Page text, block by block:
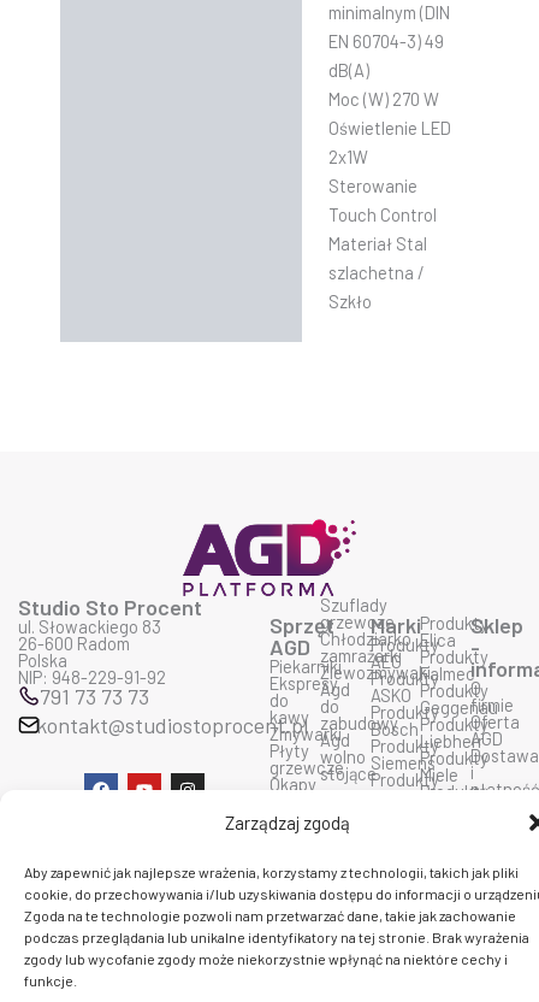
Zarządzaj zgodą
Aby zapewnić jak najlepsze wrażenia, korzystamy z technologii, takich jak pliki
cookie, do przechowywania i/lub uzyskiwania dostępu do informacji o
Zgoda na te technologie pozwoli nam przetwarzać dane, takie jak zachowanie
podczas przeglądania lub unikalne identyfikatory na tej stronie. Brak wyrażenia
zgody lub wycofanie zgody może niekorzystnie wpłynąć na niektóre cechy i
funkcje.
minimalnym (DIN
EN 60704-3) 49
dB(A)
Moc (W) 270 W
Oświetlenie LED
2x1W
Sterowanie
Touch Control
Materiał Stal
szlachetna /
Szkło
Studio Sto Procent
ul. Słowackiego 83
26-600 Radom
Polska
NIP: 948-229-91-92
791 73 73 73
kontakt@studiostoprocent.pl
F
a
o
o
k
Y
o
b
e
I
n
r
a
m
Sprzęt
AGD
Piekarniki
Ekspresy
do
kawy
Zmywarki
Płyty
grzewcze
Okapy
mikrofalowe
Szuflady
grzewcze
Chłodziarko
zamrażarki
Zlewozmywaki
Agd
do
zabudowy
Agd
wolno
stojące
Marki
Produkty
AEG
Produkty
ASKO
Produkty
Bosch
Produkty
Siemens
Produkty
De
Dietrich
Produkty
Dunavox
Produkty
insinkerator
Produkty
Elica
Produkty
Falmec
Produkty
Geggenau
Produkty
Liebherr
Produkty
Miele
Produkty
Sub
Zero
Produkty
Fulgor
Sklep
-
O
firmie
Oferta
AGD
Dostawa
i
sklepu
Kontakt
C 2026 PlatformaAGD. Wszelkie prawa zastrzeżone.